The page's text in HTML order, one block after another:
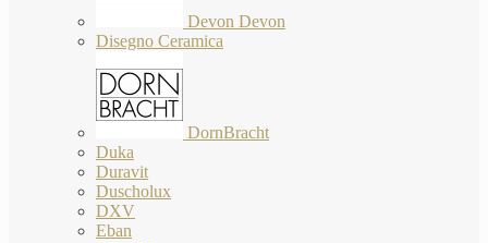
Devon Devon
Disegno Ceramica
DornBracht
Duka
Duravit
Duscholux
DXV
Eban